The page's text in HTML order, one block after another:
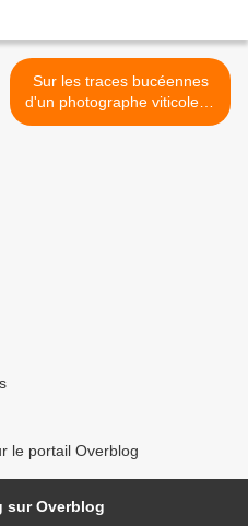
Sur les traces bucéennes
d'un photographe viticole et
d'un créateur graphique I.A.
le portail Overblog
sur Overblog